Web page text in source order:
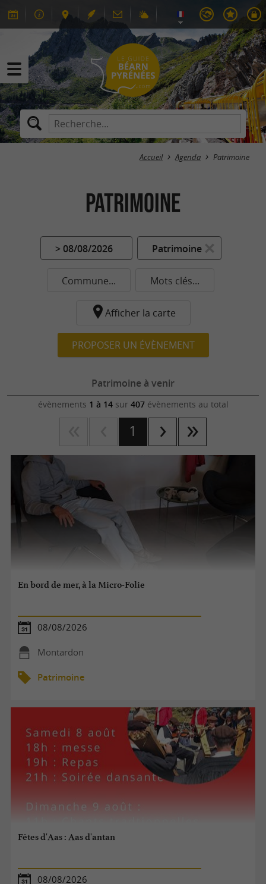
Accueil Agenda Patrimoine
Patrimoine
> 08/08/2026 Patrimoine
Commune... Mots clés...
Afficher la carte
PROPOSER UN ÉVÈNEMENT
Patrimoine à venir
évènements 1 à 14sur 407évènements au total
1
En bord de mer, à la Micro-Folie
08/08/2026
Montardon
Patrimoine
Fêtes d'Aas : Aas d'antan
08/08/2026